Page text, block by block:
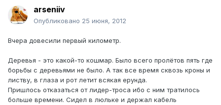
arseniiv
Опубликовано 25 июня, 2012
Вчера довесили первый километр.
Деревья - это какой-то кошмар. Было всего пролётов пять где
борьбы с деревьями не было. А так все время сквозь кроны и
листву, в глаза и рот летит всякая ерунда.
Пришлось отказаться от лидер-троса ибо с ним тратилось
больше времени. Сидел в люльке и держал кабель